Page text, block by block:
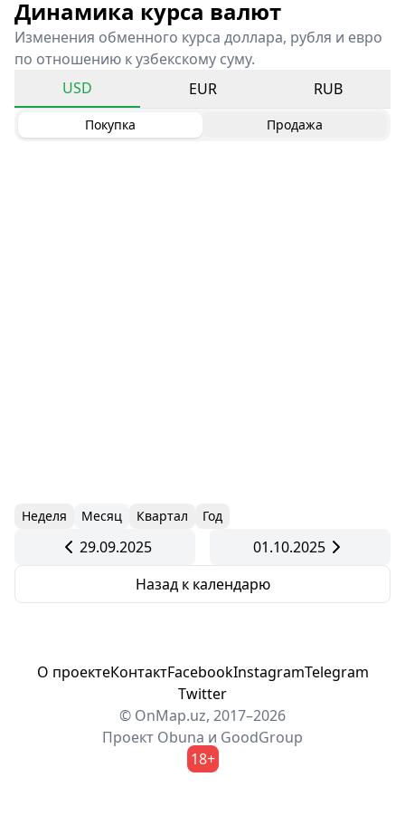
Динамика курса валют
Изменения обменного курса доллара, рубля и евро
по отношению к узбекскому суму.
USD
EUR RUB
Покупка Продажа
Неделя Месяц Квартал Год
29.09.2025
01.10.2025
Назад к календарю
О проектеКонтактFacebookInstagramTelegram
Twitter
© OnMap.uz, 2017–2026
Проект Obuna и GoodGroup
18+